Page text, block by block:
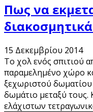
Πως να
15 Δεκεμβρίου 2014
Το χολ ενός σπιτιού
παραμελημένο χώρο
ξεχωριστού
δωμάτιο μεταξύ
ελάχιστων